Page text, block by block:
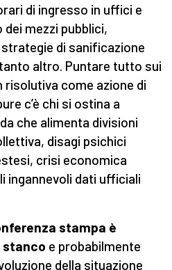
di ingresso in uffici e
mezzi pubblici,
di sanificazione
altro. Puntare tutto sui
come azione di
c’è chi si ostina a
che alimenta divisioni
disagi psichici
crisi economica
ingannevoli dati ufficiali
stampa è
stanco e probabilmente
della situazione